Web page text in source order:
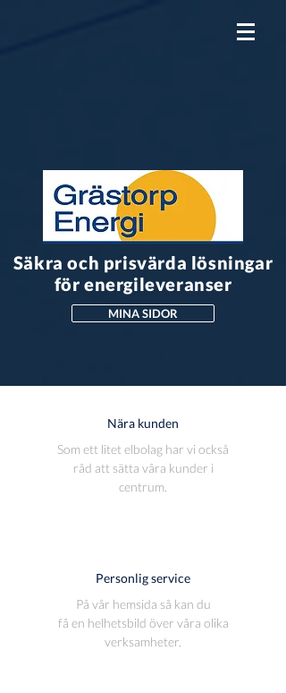
Säkra och prisvärda lösningar
för energileveranser
MINA SIDOR
Nära kunden
Som ett litet elbolag har vi också
råd att sätta våra kunder i
centrum.
Personlig service
På vår hemsida så kan du
få en helhetsbild över våra olika
verksamheter.